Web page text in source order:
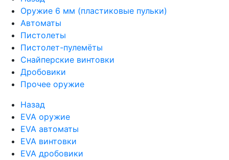
Оружие 6 мм (пластиковые пульки)
Автоматы
Пистолеты
Пистолет-пулемёты
Снайперские винтовки
Дробовики
Прочее оружие
Назад
EVA оружие
EVA автоматы
EVA винтовки
EVA дробовики